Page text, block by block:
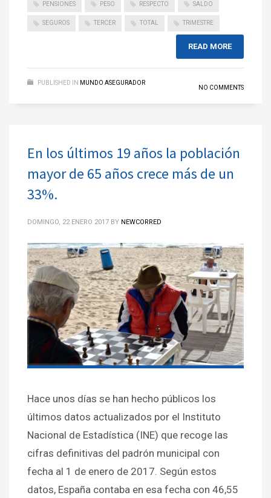
PENSIONES PESO RESPECTO SALDO
SEGUROS TERCER TOTAL TRIMESTRE
READ MORE
PUBLISHED IN MUNDO ASEGURADOR
NO COMMENTS
En los últimos 19 años la población
mayor de 65 años crece más de un
33%.
DOMINGO, 22 ENERO 2017 BY NEWCORRED
Hace unos días se han hecho públicos los
últimos datos actualizados por el Instituto
Nacional de Estadística (INE) que recoge las
cifras definitivas del padrón municipal con
fecha al 1 de enero de 2017. Según estos
datos, España contaba en esa fecha con 46,55